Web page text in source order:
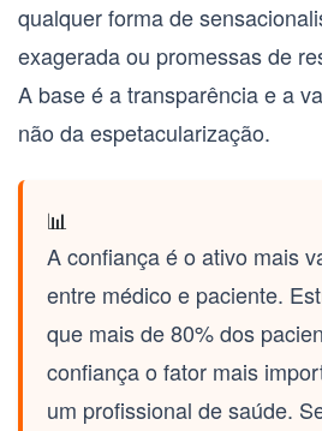
qualquer forma de
exagerada ou promessas de
A base é a transparência e a
não da espetacularização.
📊
A confiança é o ativo mais
entre médico e paciente.
que mais de 80% dos
confiança o fator mais
um profissional de saúde.